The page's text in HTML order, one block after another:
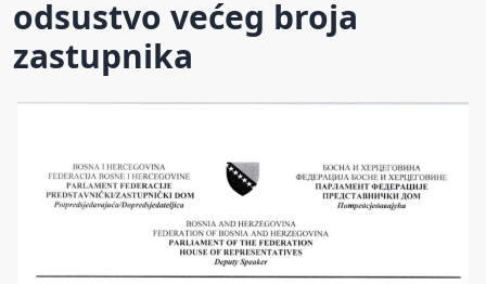
odsustvo većeg broja
zastupnika